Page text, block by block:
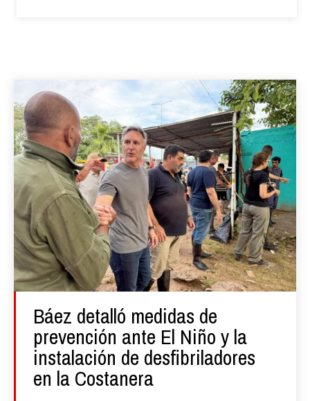
Báez detalló medidas de
prevención ante El Niño y la
instalación de desfibriladores
en la Costanera